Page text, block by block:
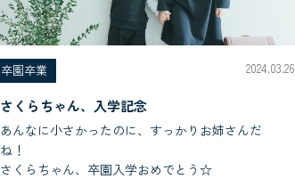
卒園卒業 2024.03.26
さくらちゃん、入学記念
あんなに小さかったのに、すっかりお姉さんだ
ね！
さくらちゃん、卒園入学おめでとう☆